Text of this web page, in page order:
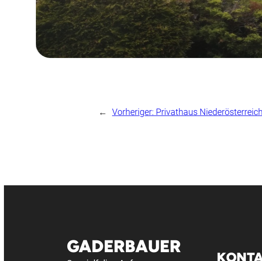
← Vorheriger: Privathaus Niederösterreich
GADERBAUER